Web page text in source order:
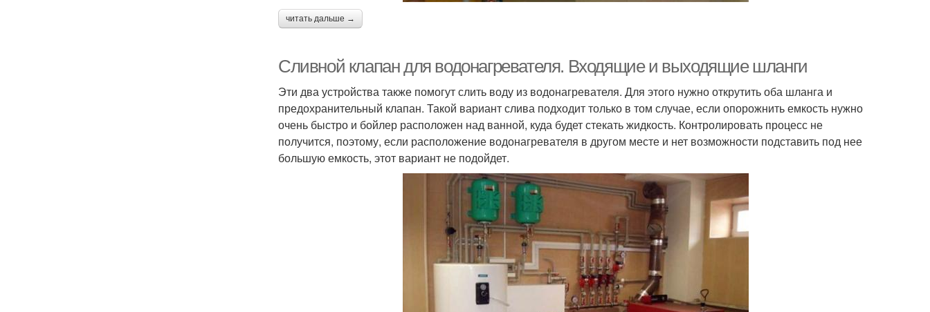
читать дальше →
Сливной клапан для водонагревателя. Входящие и выходящие шланги
Эти два устройства также помогут слить воду из водонагревателя. Для этого нужно открутить оба шланга и
предохранительный клапан. Такой вариант слива подходит только в том случае, если опорожнить емкость нужно
очень быстро и бойлер расположен над ванной, куда будет стекать жидкость. Контролировать процесс не
получится, поэтому, если расположение водонагревателя в другом месте и нет возможности подставить под нее
большую емкость, этот вариант не подойдет.